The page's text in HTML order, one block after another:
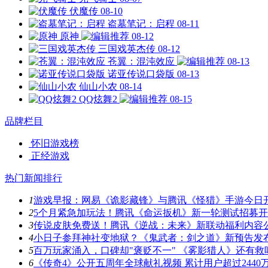
伏魔传 08-10
盗墓笔记：启程 08-11
原神
08-12
三国戏英杰传 08-12
苍翼：混沌效应
08-13
诺亚传说口袋版 08-13
仙山小农 08-14
QQ炫舞2
08-15
品牌栏目
怀旧游戏榜
正经游戏
热门新闻排行
1游戏早报：网易《诡影藏锋》与腾讯《怪猎》手游今日
25个月紧急加玩法！腾讯《命运扳机》新一轮测试招募
3传说皮肤免费送！腾讯《逆战：未来》新联动福利内容
4小日子参拜神社变地狱？《鬼武者：剑之道》新预告发
5百万玩家涌入，口碑却"褒贬不一" 《雾影猎人》还有救
6 《传奇4》公开五周年全球献礼视频 累计用户超过2440